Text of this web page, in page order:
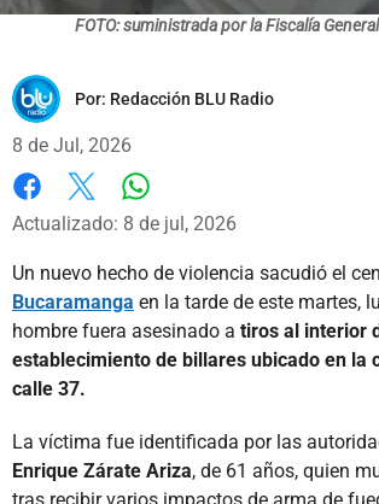
FOTO: suministrada por la Fiscalía
Por: Redacción BLU Radio
8 de Jul, 2026
Facebook
X
Actualizado: 8 de jul, 2026
Un nuevo hecho de violencia sacudió el
Bucaramanga en la tarde de este martes,
hombre fuera asesinado a tiros al interior
establecimiento de billares ubicado en la
calle 37.
La víctima fue identificada por las
Enrique Zárate Ariza, de 61 años, quien
tras recibir varios impactos de arma de